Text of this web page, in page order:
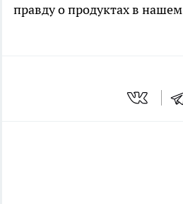
правду о продуктах в нашем